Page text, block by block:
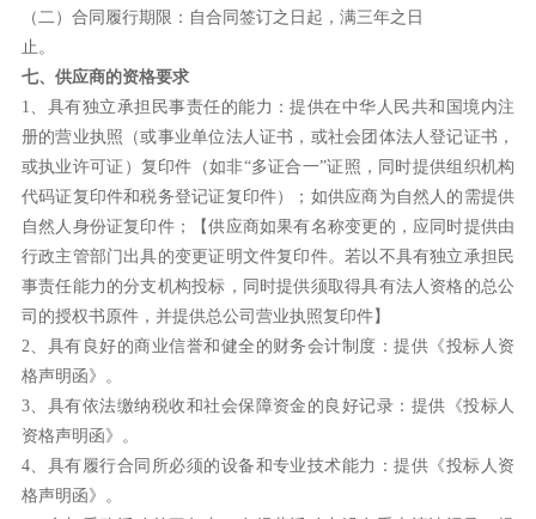
（二）合同履行期限： 自合同签订之日起，满三年之日
止。
七、 供应商的资格要求
1
具有独立承担民事责任的能力：提供在中华人民共和国境内注
册的营业执照（或事业单位法人证书，或社会团体法人登记证书，
或执业许可证）复印件（如非“多证合一”证照，同时提供组织机构
代码证复印件和税务登记证复印件）；如供应商为自然人的需提供
自然人身份证复印件；【供应商如果有名称变更的，应同时提供由
行政主管部门出具的变更证明文件复印件。若以不具有独立承担民
事责任能力的分支机构投标，同时提供须取得具有法人资格的总公
司 的授权书原件，并提供总公司营业执照复印件】
2
具有良好的商业信誉和健全的财务会计制度：提供 《投标人资
格声明函》
。
3、 具有依法缴纳税收和社会保障资金的良好记录： 提供 《投标人
资格声明函》
。
4、 具有履行合同所必须的设备和专业技术能力：提供 《投标人资
格声明函》
。